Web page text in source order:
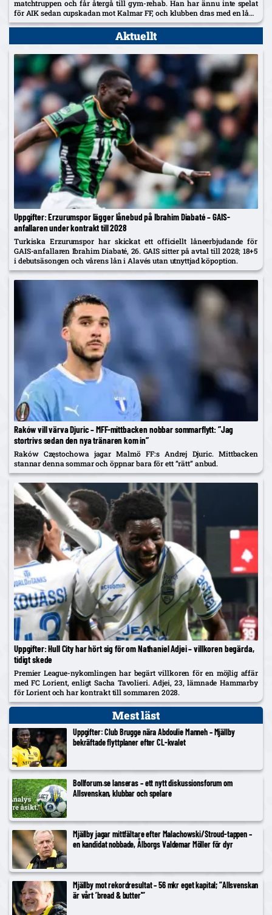
matchtruppen och får återgå till gym-rehab. Han har ännu inte spelat
för AIK sedan cupskadan mot Kalmar FF, och klubben dras med en lång
skadelista som nu också utreds...
Aktuellt
Uppgifter: Erzurumspor lägger lånebud på Ibrahim Diabaté – GAIS-
anfallaren under kontrakt till 2028
Turkiska Erzurumspor har skickat ett officiellt låneerbjudande för
GAIS-anfallaren Ibrahim Diabaté, 26. GAIS sitter på avtal till 2028; 18+5
i debutsäsongen och vårens lån i Alavés utan utnyttjad köpoption.
Raków vill värva Djuric – MFF-mittbacken nobbar sommarflytt: ”Jag
stortrivs sedan den nya tränaren kom in”
Raków Częstochowa jagar Malmö FF:s Andrej Djuric. Mittbacken
stannar denna sommar och öppnar bara för ett ”rätt” anbud.
Uppgifter: Hull City har hört sig för om Nathaniel Adjei – villkoren begärda,
tidigt skede
Premier League-nykomlingen har begärt villkoren för en möjlig affär
med FC Lorient, enligt Sacha Tavolieri. Adjei, 23, lämnade Hammarby
för Lorient och har kontrakt till sommaren 2028.
Mest läst
Uppgifter: Club Brugge nära Abdoulie Manneh – Mjällby
bekräftade flyttplaner efter CL-kvalet
Bollforum.se lanseras – ett nytt diskussionsforum om
Allsvenskan, klubbar och spelare
Mjällby jagar mittfältare efter Malachowski/Stroud-tappen –
en kandidat nobbade, Ålborgs Valdemar Möller för dyr
Mjällby mot rekordresultat – 56 mkr eget kapital; ”Allsvenskan
är vårt ’bread & butter'”